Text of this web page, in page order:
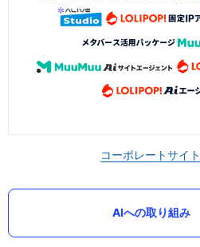
コーポレートサイト
AIへの取り組み